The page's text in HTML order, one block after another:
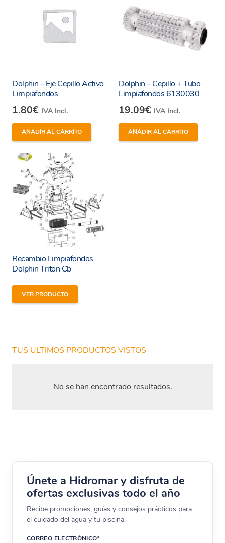
He leído y estoy de acuerdo con lostérminos y
política de privacidad de la web.
Enviar
Dolphin – Eje Cepillo Activo
Limpiafondos
1.80€ IVA Incl.
AÑADIR AL CARRITO
Dolphin – Cepillo + Tubo
Limpiafondos 6130030
19.09€ IVA Incl.
AÑADIR AL CARRITO
Recambio Limpiafondos
Dolphin Triton Cb
VER PRODUCTO
TUS ULTIMOS PRODUCTOS VISTOS
No se han encontrado resultados.
Únete a Hidromar y disfruta de
ofertas exclusivas todo el año
Recibe promociones, guías y consejos prácticos para
el cuidado del agua y tu piscina.
CORREO ELECTRÓNICO*